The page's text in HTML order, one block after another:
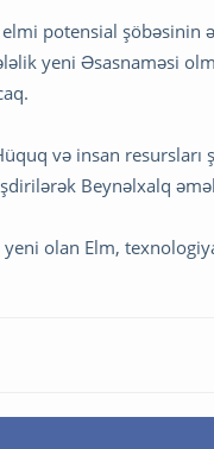
potensial şöbəsinin
yeni Əsasnaməsi
və insan
Beynəlxalq
olan Elm,